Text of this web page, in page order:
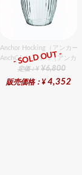
6個入りセット
ング） オプティクスジ
キング）
Anchor Hocking（アンカー
AnchOR HockinG（アンカ
定価：¥ ¥6,800
販売価格：¥ 4,352
- SOLD OUT -